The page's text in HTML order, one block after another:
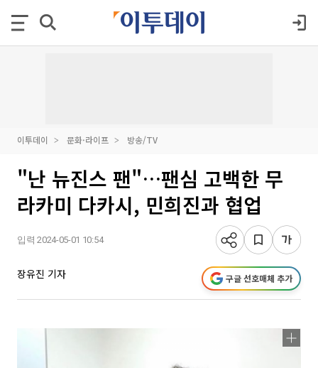
이투데이 문화·라이프 방송/TV
"난 뉴진스 팬"…팬심 고백한 무
라카미 다카시, 민희진과 협업
입력 2024-05-01 10:54
장유진 기자 구글 선호매체 추가